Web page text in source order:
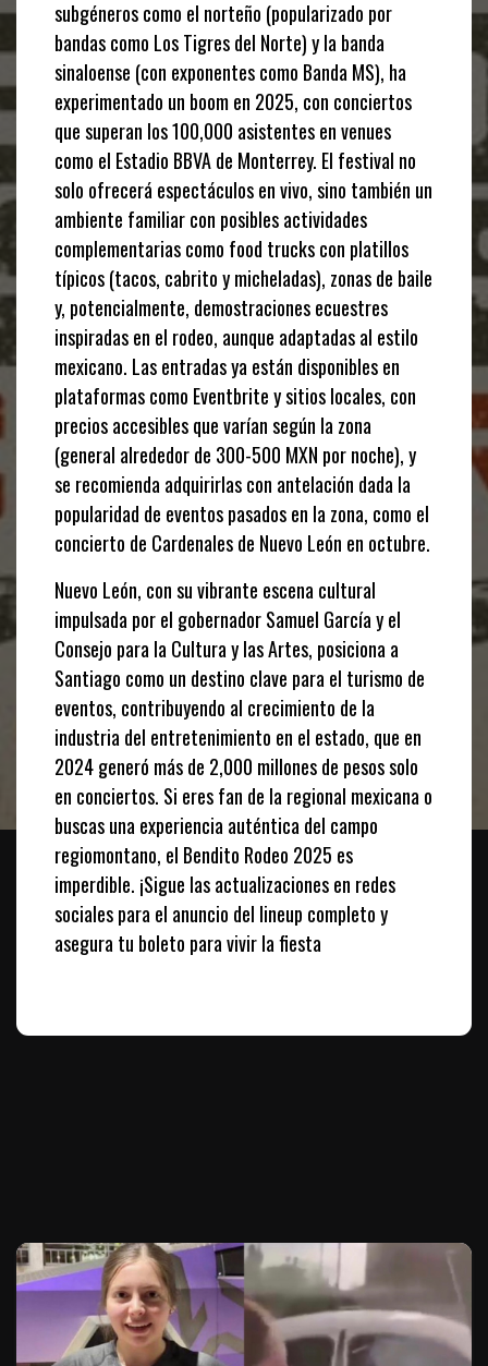
subgéneros como el norteño (popularizado por
bandas como Los Tigres del Norte) y la banda
sinaloense (con exponentes como Banda MS), ha
experimentado un boom en 2025, con conciertos
que superan los 100,000 asistentes en venues
como el Estadio BBVA de Monterrey. El festival no
solo ofrecerá espectáculos en vivo, sino también un
ambiente familiar con posibles actividades
complementarias como food trucks con platillos
típicos (tacos, cabrito y micheladas), zonas de baile
y, potencialmente, demostraciones ecuestres
inspiradas en el rodeo, aunque adaptadas al estilo
mexicano. Las entradas ya están disponibles en
plataformas como Eventbrite y sitios locales, con
precios accesibles que varían según la zona
(general alrededor de 300-500 MXN por noche), y
se recomienda adquirirlas con antelación dada la
popularidad de eventos pasados en la zona, como el
concierto de Cardenales de Nuevo León en octubre.
Nuevo León, con su vibrante escena cultural
impulsada por el gobernador Samuel García y el
Consejo para la Cultura y las Artes, posiciona a
Santiago como un destino clave para el turismo de
eventos, contribuyendo al crecimiento de la
industria del entretenimiento en el estado, que en
2024 generó más de 2,000 millones de pesos solo
en conciertos. Si eres fan de la regional mexicana o
buscas una experiencia auténtica del campo
regiomontano, el Bendito Rodeo 2025 es
imperdible. ¡Sigue las actualizaciones en redes
sociales para el anuncio del lineup completo y
asegura tu boleto para vivir la fiesta